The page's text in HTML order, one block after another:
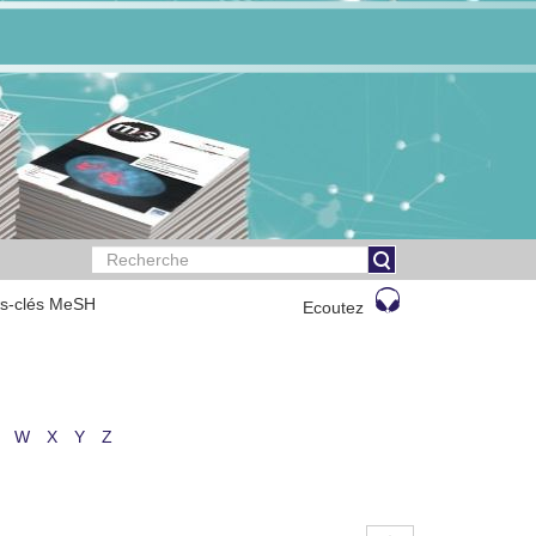
clés MeSH Ecoutez
W X Y Z